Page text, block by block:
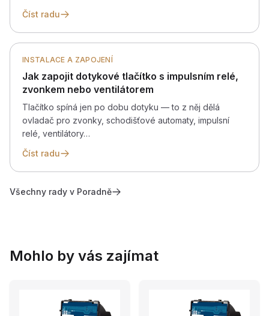
Číst radu
INSTALACE A ZAPOJENÍ
Jak zapojit dotykové tlačítko s impulsním relé,
zvonkem nebo ventilátorem
Tlačítko spíná jen po dobu dotyku — to z něj dělá
ovladač pro zvonky, schodišťové automaty, impulsní
relé, ventilátory…
Číst radu
Všechny rady v Poradně
Mohlo by vás zajímat